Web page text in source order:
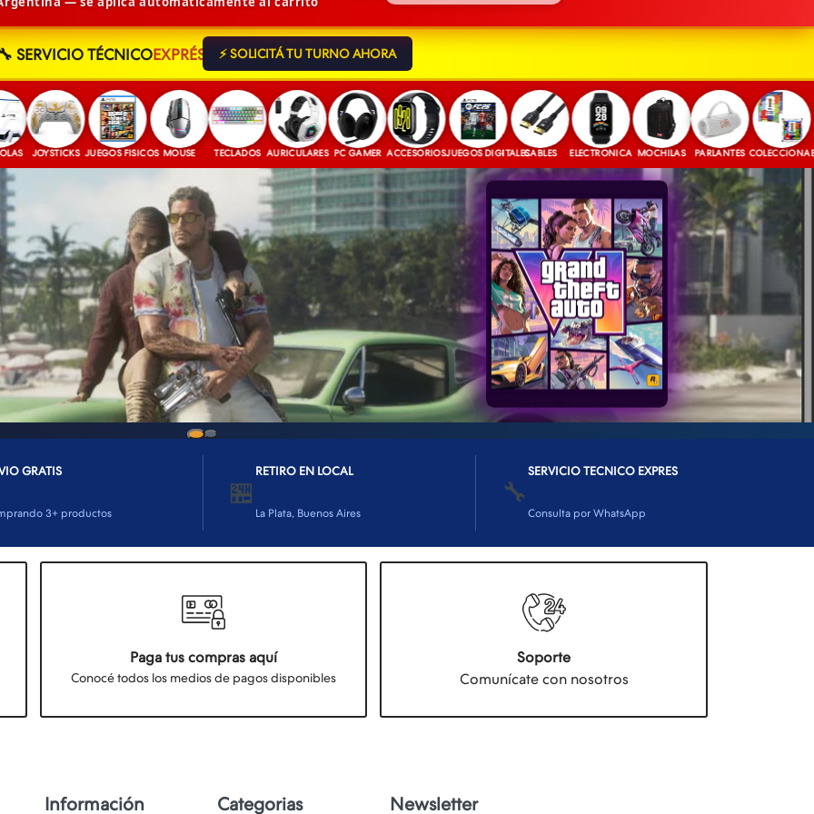
🔧 SERVICIO TÉCNICOEXPRÉS ⚡ SOLICITÁ TU TURNO AHORA
JUEGOS FISICOS MOUSE TECLADOS AURICULARES PC GAMER ACCESORIOSJUEGOS DIGITALESCABLES ELECTRONICA MOCHILAS PARLANTES COLECCIONABLES
GRATIS
3+ productos
🏪
RETIRO EN LOCAL
La Plata, Buenos Aires
🔧
SERVICIO TECNICO EXPRES
Consulta por WhatsApp
Paga tus compras aquí
Conocé todos los medios de pagos disponibles
Soporte
Comunícate con nosotros
Información Categorias Newsletter